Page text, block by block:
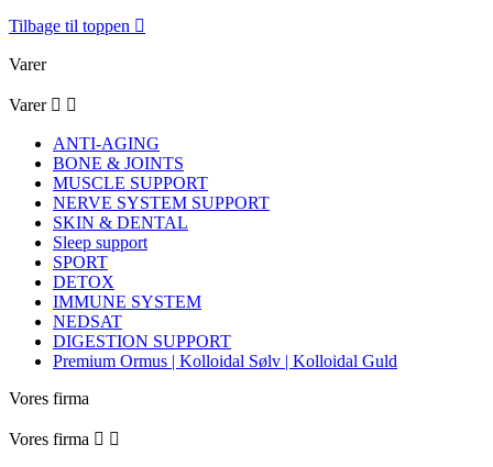
Tilbage til toppen 
Varer
Varer  
ANTI-AGING
BONE & JOINTS
MUSCLE SUPPORT
NERVE SYSTEM SUPPORT
SKIN & DENTAL
Sleep support
SPORT
DETOX
IMMUNE SYSTEM
NEDSAT
DIGESTION SUPPORT
Premium Ormus | Kolloidal Sølv | Kolloidal Guld
Vores firma
Vores firma  